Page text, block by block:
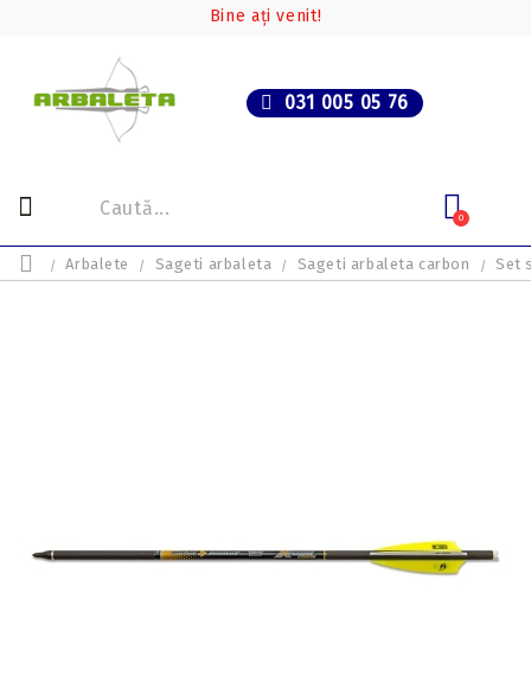
Bine ați venit!
031 005 05 76
0
Arbalete Sageti arbaleta Sageti arbaleta carbon Set